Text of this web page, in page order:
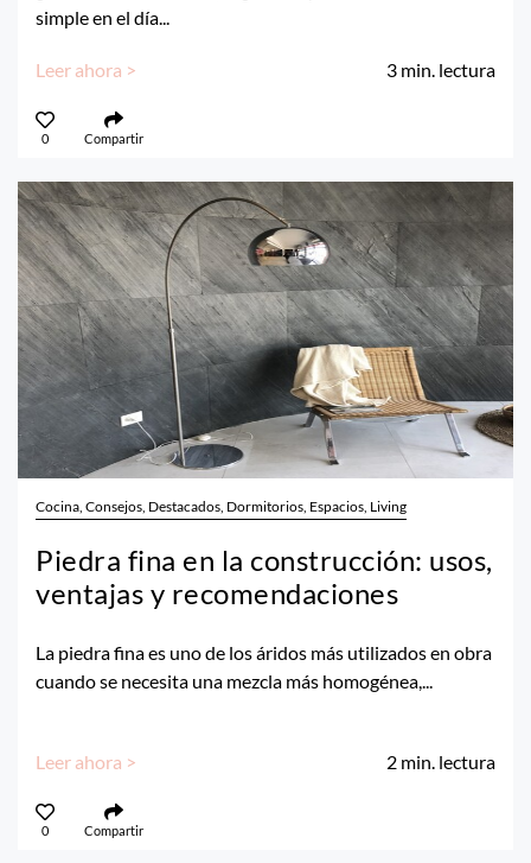
simple en el día...
Leer ahora > 3 min. lectura
0 Compartir
Cocina, Consejos, Destacados, Dormitorios, Espacios, Living
Piedra fina en la construcción: usos,
ventajas y recomendaciones
La piedra fina es uno de los áridos más utilizados en obra
cuando se necesita una mezcla más homogénea,...
Leer ahora > 2 min. lectura
0 Compartir